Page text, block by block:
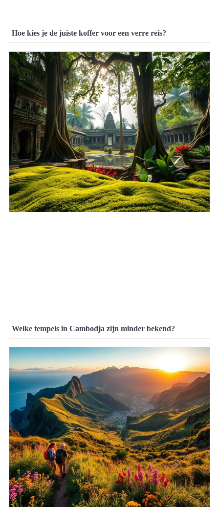
Hoe kies je de juiste koffer voor een verre reis?
Welke tempels in Cambodja zijn minder bekend?